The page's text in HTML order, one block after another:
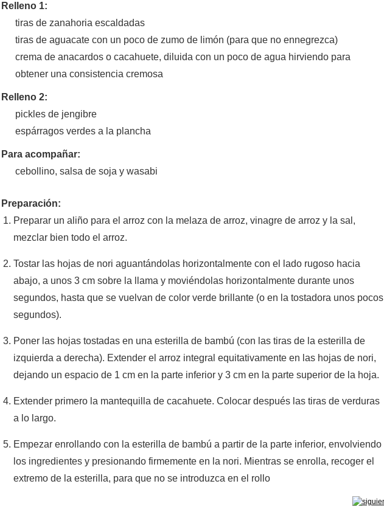
Relleno 1:
tiras de zanahoria escaldadas
tiras de aguacate con un poco de zumo de limón (para que no ennegrezca)
crema de anacardos o cacahuete, diluida con un poco de agua hirviendo para
obtener una consistencia cremosa
Relleno 2:
pickles de jengibre
espárragos verdes a la plancha
Para acompañar:
cebollino, salsa de soja y wasabi
Preparación:
Preparar un aliño para el arroz con la melaza de arroz, vinagre de arroz y la sal,
mezclar bien todo el arroz.
Tostar las hojas de nori aguantándolas horizontalmente con el lado rugoso hacia
abajo, a unos 3 cm sobre la llama y moviéndolas horizontalmente durante unos
segundos, hasta que se vuelvan de color verde brillante (o en la tostadora unos pocos
segundos).
Poner las hojas tostadas en una esterilla de bambú (con las tiras de la esterilla de
izquierda a derecha). Extender el arroz integral equitativamente en las hojas de nori,
dejando un espacio de 1 cm en la parte inferior y 3 cm en la parte superior de la hoja.
Extender primero la mantequilla de cacahuete. Colocar después las tiras de verduras
a lo largo.
Empezar enrollando con la esterilla de bambú a partir de la parte inferior, envolviendo
los ingredientes y presionando firmemente en la nori. Mientras se enrolla, recoger el
extremo de la esterilla, para que no se introduzca en el rollo